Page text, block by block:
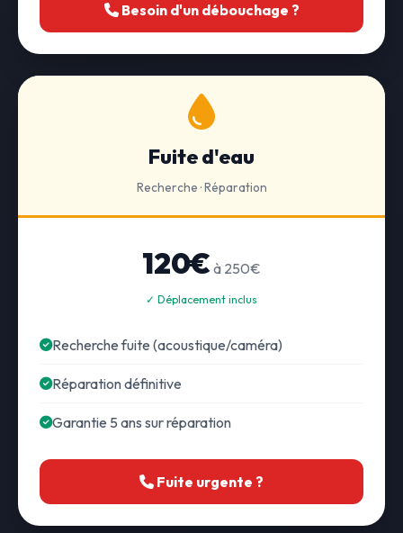
Besoin d'un débouchage ?
Fuite d'eau
Recherche · Réparation
120€ à 250€
✓ Déplacement inclus
Recherche fuite (acoustique/caméra)
Réparation définitive
Garantie 5 ans sur réparation
Fuite urgente ?